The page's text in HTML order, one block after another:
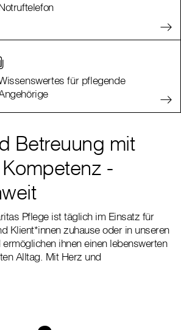
für pflegende
Betreuung mit
-
Pflege ist täglich im Einsatz für
Klient*innen zuhause oder in unseren
ihnen einen lebenswerten
Alltag. Mit Herz und